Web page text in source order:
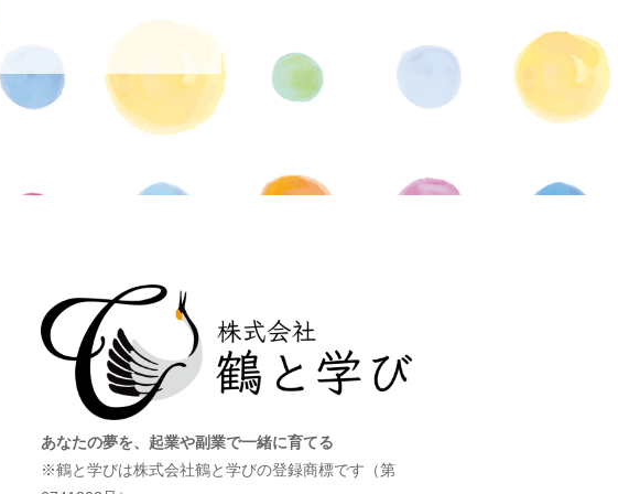
あなたの夢を、起業や副業で一緒に育てる
※鶴と学びは株式会社鶴と学びの登録商標です（第